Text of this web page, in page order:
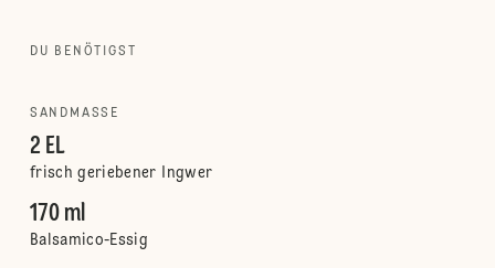
DU BENÖTIGST
SANDMASSE
2 EL
frisch geriebener Ingwer
170 ml
Balsamico-Essig